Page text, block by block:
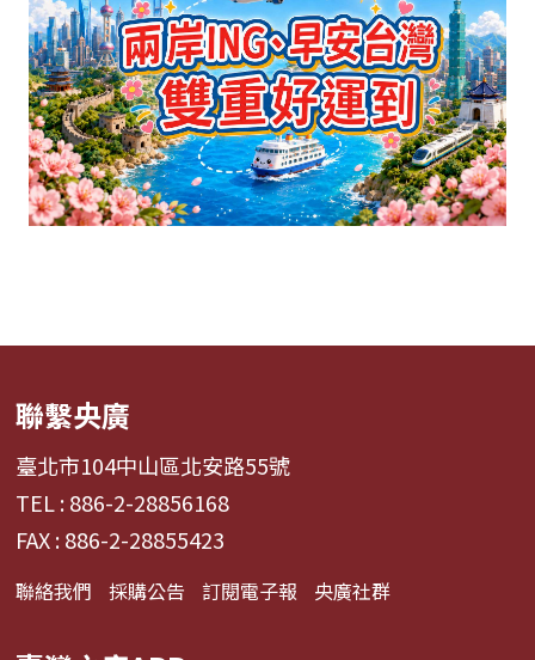
聯繫央廣
臺北市104中山區北安路55號
TEL : 886-2-28856168
FAX : 886-2-28855423
聯絡我們 採購公告 訂閱電子報 央廣社群